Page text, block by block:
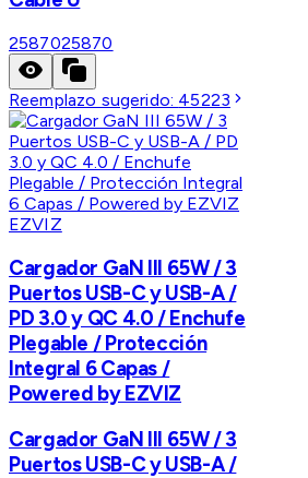
2587025870
Reemplazo sugerido: 45223
EZVIZ
Cargador GaN III 65W / 3
Puertos USB-C y USB-A /
PD 3.0 y QC 4.0 / Enchufe
Plegable / Protección
Integral 6 Capas /
Powered by EZVIZ
Cargador GaN III 65W / 3
Puertos USB-C y USB-A /